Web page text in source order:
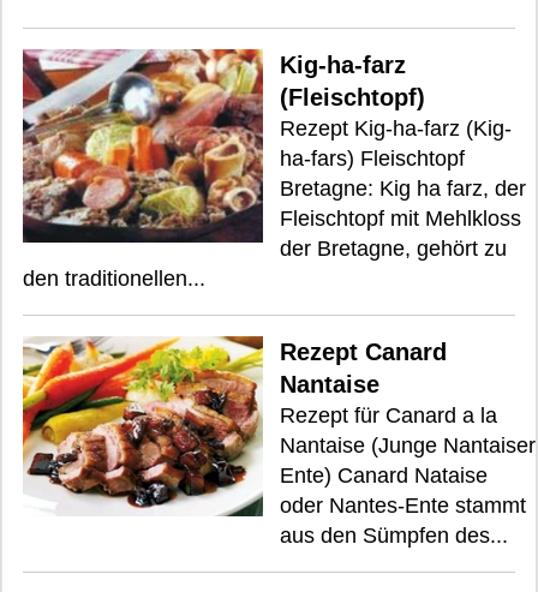
Kig-ha-farz
(Fleischtopf)
Rezept Kig-ha-farz (Kig-
ha-fars) Fleischtopf
Bretagne: Kig ha farz, der
Fleischtopf mit Mehlkloss
der Bretagne, gehört zu
den traditionellen...
Rezept Canard
Nantaise
Rezept für Canard a la
Nantaise (Junge Nantaiser
Ente) Canard Nataise
oder Nantes-Ente stammt
aus den Sümpfen des...